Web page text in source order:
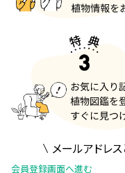
メールアドレ
会員登録画面へ進む